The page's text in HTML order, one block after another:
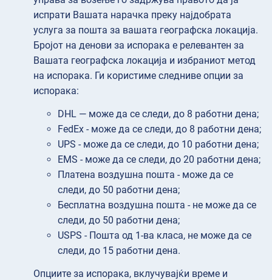
испрати Вашата нарачка преку најдобрата
услуга за пошта за вашата географска локација.
Бројот на денови за испорака е релевантен за
Вашата географска локација и избраниот метод
на испорака. Ги користиме следниве опции за
испорака:
DHL — може да се следи, до 8 работни дена;
FedEx - може да се следи, до 8 работни дена;
UPS - може да се следи, до 10 работни дена;
EMS - може да се следи, до 20 работни дена;
Платена воздушна пошта - може да се
следи, до 50 работни дена;
Бесплатна воздушна пошта - не може да се
следи, до 50 работни дена;
USPS - Пошта од 1-ва класа, не може да се
следи, до 15 работни дена.
Опциите за испорака, вклучувајќи време и